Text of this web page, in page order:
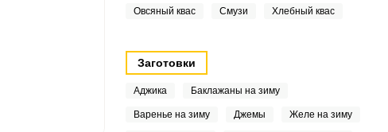
Овсяный квас Смузи Хлебный квас
Заготовки
Аджика Баклажаны на зиму
Варенье на зиму Джемы Желе на зиму